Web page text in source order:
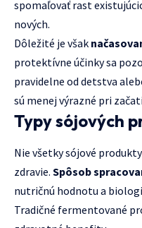
spomaľovať rast
nových.
Dôležité je však
protektívne účinky sa
pravidelne od detstva
sú menej výrazné pri
Typy sójových
Nie všetky sójové
zdravie. Spôsob
nutričnú hodnotu a
Tradičné fermentované